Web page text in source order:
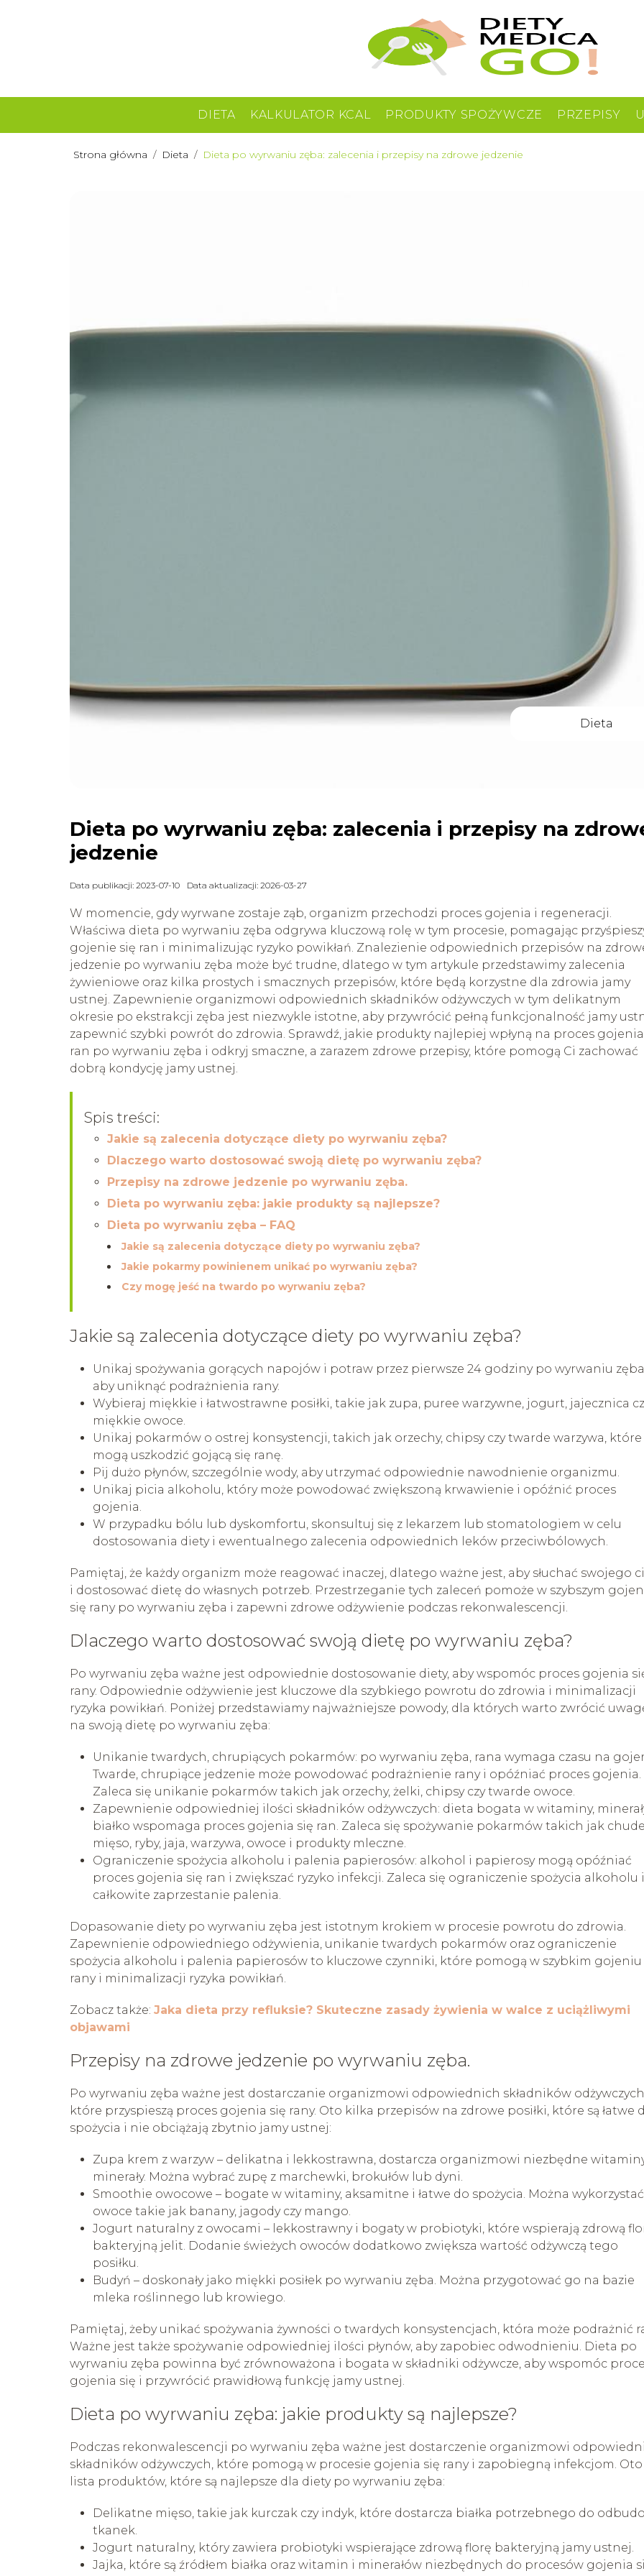
DIETA KALKULATOR KCAL PRODUKTY SPOŻYWCZE PRZEPISY
Strona główna / Dieta / Dieta po wyrwaniu zęba: zalecenia i przepisy na zdrowe jedzenie
Dieta
Dieta po wyrwaniu zęba: zalecenia i przepisy na
jedzenie
Data publikacji: 2023-07-10 Data aktualizacji: 2026-03-27
W momencie, gdy wyrwane zostaje ząb, organizm przechodzi proces gojenia i regeneracji.
Właściwa dieta po wyrwaniu zęba odgrywa kluczową rolę w tym procesie, pomagając
gojenie się ran i minimalizując ryzyko powikłań. Znalezienie odpowiednich przepisów na
jedzenie po wyrwaniu zęba może być trudne, dlatego w tym artykule przedstawimy zalecenia
żywieniowe oraz kilka prostych i smacznych przepisów, które będą korzystne dla zdrowia jamy
ustnej. Zapewnienie organizmowi odpowiednich składników odżywczych w tym delikatnym
okresie po ekstrakcji zęba jest niezwykle istotne, aby przywrócić pełną funkcjonalność jamy
zapewnić szybki powrót do zdrowia. Sprawdź, jakie produkty najlepiej wpłyną na proces
ran po wyrwaniu zęba i odkryj smaczne, a zarazem zdrowe przepisy, które pomogą Ci zachować
dobrą kondycję jamy ustnej.
Spis treści:
Jakie są zalecenia dotyczące diety po wyrwaniu zęba?
Dlaczego warto dostosować swoją dietę po wyrwaniu zęba?
Przepisy na zdrowe jedzenie po wyrwaniu zęba.
Dieta po wyrwaniu zęba: jakie produkty są najlepsze?
Dieta po wyrwaniu zęba – FAQ
Jakie są zalecenia dotyczące diety po wyrwaniu zęba?
Jakie pokarmy powinienem unikać po wyrwaniu zęba?
Czy mogę jeść na twardo po wyrwaniu zęba?
Jakie są zalecenia dotyczące diety po wyrwaniu zęba?
Unikaj spożywania gorących napojów i potraw przez pierwsze 24 godziny po wyrwaniu zęba,
aby uniknąć podrażnienia rany.
Wybieraj miękkie i łatwostrawne posiłki, takie jak zupa, puree warzywne, jogurt, jajecznica
miękkie owoce.
Unikaj pokarmów o ostrej konsystencji, takich jak orzechy, chipsy czy twarde warzywa, które
mogą uszkodzić gojącą się ranę.
Pij dużo płynów, szczególnie wody, aby utrzymać odpowiednie nawodnienie organizmu.
Unikaj picia alkoholu, który może powodować zwiększoną krwawienie i opóźnić proces
gojenia.
W przypadku bólu lub dyskomfortu, skonsultuj się z lekarzem lub stomatologiem w celu
dostosowania diety i ewentualnego zalecenia odpowiednich leków przeciwbólowych.
Pamiętaj, że każdy organizm może reagować inaczej, dlatego ważne jest, aby słuchać swojego
i dostosować dietę do własnych potrzeb. Przestrzeganie tych zaleceń pomoże w szybszym
się rany po wyrwaniu zęba i zapewni zdrowe odżywienie podczas rekonwalescencji.
Dlaczego warto dostosować swoją dietę po wyrwaniu zęba?
Po wyrwaniu zęba ważne jest odpowiednie dostosowanie diety, aby wspomóc proces gojenia
rany. Odpowiednie odżywienie jest kluczowe dla szybkiego powrotu do zdrowia i minimalizacji
ryzyka powikłań. Poniżej przedstawiamy najważniejsze powody, dla których warto zwrócić
na swoją dietę po wyrwaniu zęba:
Unikanie twardych, chrupiących pokarmów: po wyrwaniu zęba, rana wymaga czasu na
Twarde, chrupiące jedzenie może powodować podrażnienie rany i opóźniać proces gojenia.
Zaleca się unikanie pokarmów takich jak orzechy, żelki, chipsy czy twarde owoce.
Zapewnienie odpowiedniej ilości składników odżywczych: dieta bogata w witaminy,
białko wspomaga proces gojenia się ran. Zaleca się spożywanie pokarmów takich jak chude
mięso, ryby, jaja, warzywa, owoce i produkty mleczne.
Ograniczenie spożycia alkoholu i palenia papierosów: alkohol i papierosy mogą opóźniać
proces gojenia się ran i zwiększać ryzyko infekcji. Zaleca się ograniczenie spożycia alkoholu i
całkowite zaprzestanie palenia.
Dopasowanie diety po wyrwaniu zęba jest istotnym krokiem w procesie powrotu do zdrowia.
Zapewnienie odpowiedniego odżywienia, unikanie twardych pokarmów oraz ograniczenie
spożycia alkoholu i palenia papierosów to kluczowe czynniki, które pomogą w szybkim gojeniu
rany i minimalizacji ryzyka powikłań.
Zobacz także: Jaka dieta przy refluksie? Skuteczne zasady żywienia w walce z uciążliwymi
objawami
Przepisy na zdrowe jedzenie po wyrwaniu zęba.
Po wyrwaniu zęba ważne jest dostarczanie organizmowi odpowiednich składników odżywczych,
które przyspieszą proces gojenia się rany. Oto kilka przepisów na zdrowe posiłki, które są łatwe
spożycia i nie obciążają zbytnio jamy ustnej:
Zupa krem z warzyw – delikatna i lekkostrawna, dostarcza organizmowi niezbędne
minerały. Można wybrać zupę z marchewki, brokułów lub dyni.
Smoothie owocowe – bogate w witaminy, aksamitne i łatwe do spożycia. Można wykorzystać
owoce takie jak banany, jagody czy mango.
Jogurt naturalny z owocami – lekkostrawny i bogaty w probiotyki, które wspierają zdrową
bakteryjną jelit. Dodanie świeżych owoców dodatkowo zwiększa wartość odżywczą tego
posiłku.
Budyń – doskonały jako miękki posiłek po wyrwaniu zęba. Można przygotować go na bazie
mleka roślinnego lub krowiego.
Pamiętaj, żeby unikać spożywania żywności o twardych konsystencjach, która może podrażnić
Ważne jest także spożywanie odpowiedniej ilości płynów, aby zapobiec odwodnieniu. Dieta po
wyrwaniu zęba powinna być zrównoważona i bogata w składniki odżywcze, aby wspomóc
gojenia się i przywrócić prawidłową funkcję jamy ustnej.
Dieta po wyrwaniu zęba: jakie produkty są najlepsze?
Podczas rekonwalescencji po wyrwaniu zęba ważne jest dostarczenie organizmowi
składników odżywczych, które pomogą w procesie gojenia się rany i zapobiegną infekcjom. Oto
lista produktów, które są najlepsze dla diety po wyrwaniu zęba:
Delikatne mięso, takie jak kurczak czy indyk, które dostarcza białka potrzebnego do
tkanek.
Jogurt naturalny, który zawiera probiotyki wspierające zdrową florę bakteryjną jamy ustnej.
Jajka, które są źródłem białka oraz witamin i minerałów niezbędnych do procesów gojenia